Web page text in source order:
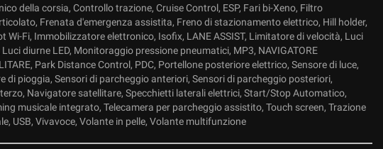
della corsia, Controllo trazione, Cruise Control, ESP, Fari bi-Xeno, Filtro
Frenata d'emergenza assistita, Freno di stazionamento elettrico, Hill holder,
Wi-Fi, Immobilizzatore elettronico, Isofix, LANE ASSIST, Limitatore di velocità, Luci
diurne LED, Monitoraggio pressione pneumatici, MP3, NAVIGATORE
Park Distance Control, PDC, Portellone posteriore elettrico, Sensore di luce,
di pioggia, Sensori di parcheggio anteriori, Sensori di parcheggio posteriori,
Navigatore satellitare, Specchietti laterali elettrici, Start/Stop Automatico,
musicale integrato, Telecamera per parcheggio assistito, Touch screen, Trazione
USB, Vivavoce, Volante in pelle, Volante multifunzione